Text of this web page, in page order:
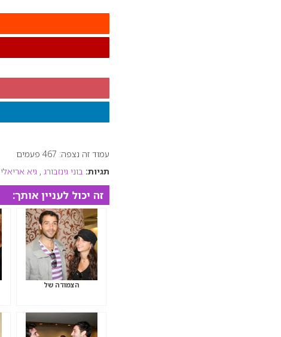
עמוד זה נצפה: 467 פעמים
תגיות: בוני גינזבורג , גיא אריאלי
זה יכול לעניין אותך:
הצמודה של